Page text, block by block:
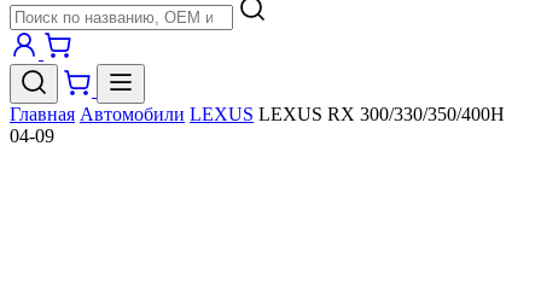
Главная Автомобили LEXUS LEXUS RX 300/330/350/400H
04-09